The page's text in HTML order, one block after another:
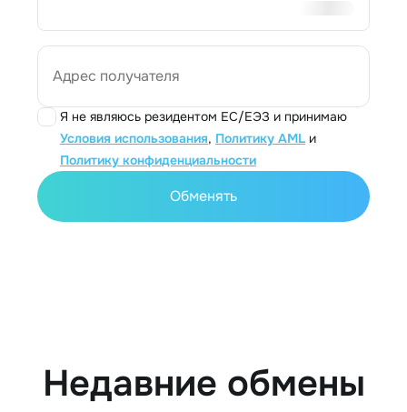
Адрес получателя
Я не являюсь резидентом ЕС/ЕЭЗ и принимаю
Условия использования, Политику AML и
Политику конфиденциальности
Обменять
Недавние обмены